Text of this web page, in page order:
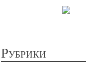
Рубрики